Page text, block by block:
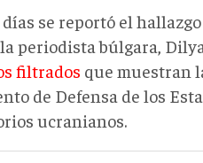
se reportó el
periodista búlgara,
filtrados que muestran
de Defensa de los
ucranianos.